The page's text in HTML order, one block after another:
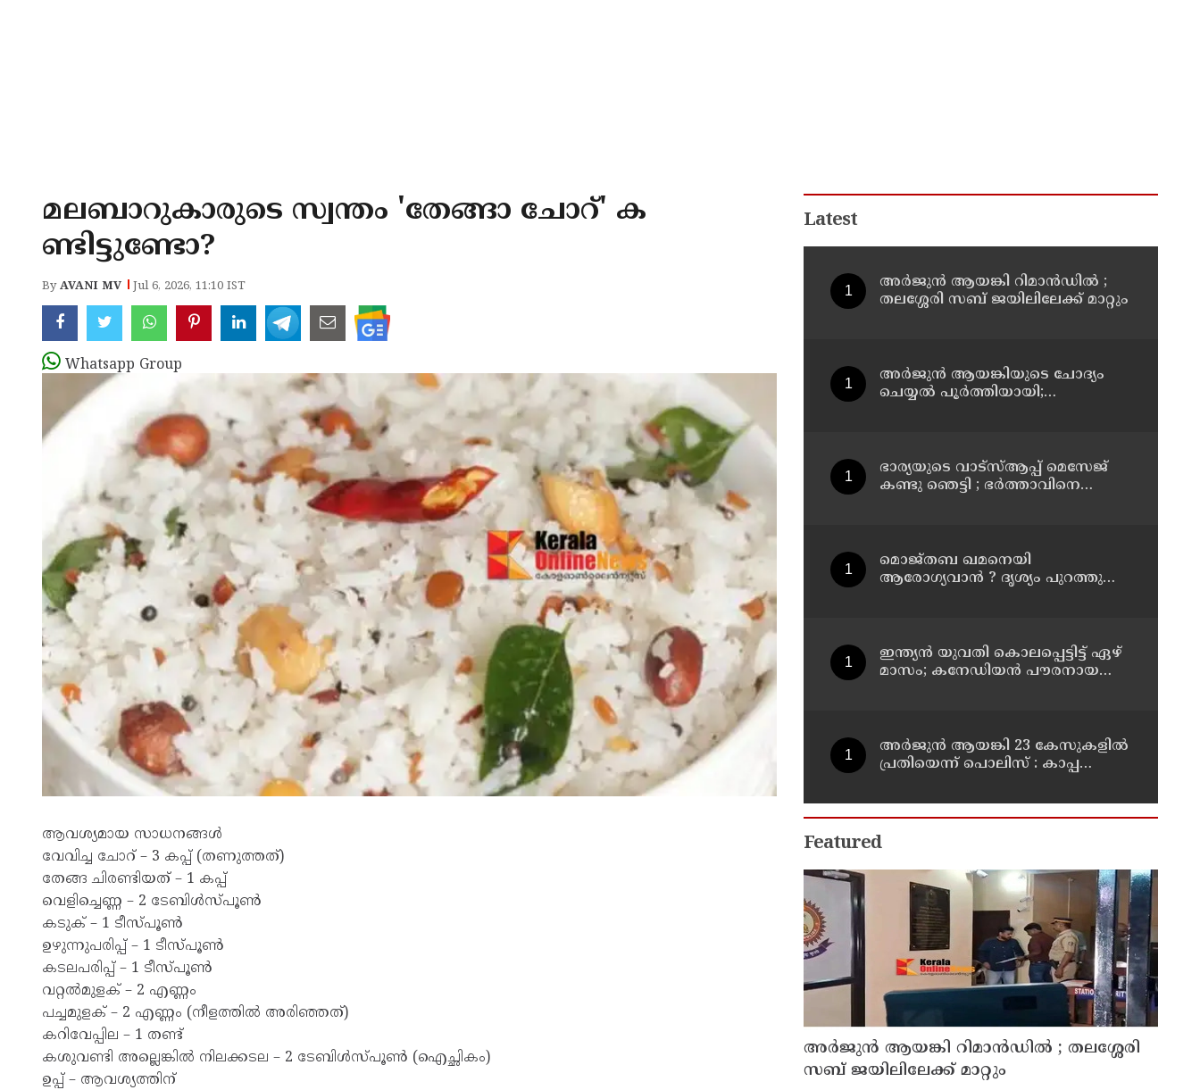
മലബാറുകാരുടെ സ്വന്തം 'തേങ്ങാ ചോറ്' ക
ണ്ടിട്ടുണ്ടോ?
ByAVANI MV Jul 6, 2026, 11:10 IST
Whatsapp Group
ആവശ്യമായ സാധനങ്ങൾ
വേവിച്ച ചോറ് – 3 കപ്പ് (തണുത്തത്)
തേങ്ങ ചിരണ്ടിയത് – 1 കപ്പ്
വെളിച്ചെണ്ണ – 2 ടേബിൾസ്പൂൺ
കടുക് – 1 ടീസ്പൂൺ
ഉഴുന്നുപരിപ്പ് – 1 ടീസ്പൂൺ
കടലപരിപ്പ് – 1 ടീസ്പൂൺ
വറ്റൽമുളക് – 2 എണ്ണം
പച്ചമുളക് – 2 എണ്ണം (നീളത്തിൽ അരിഞ്ഞത്)
കറിവേപ്പില – 1 തണ്ട്
കശുവണ്ടി അല്ലെങ്കിൽ നിലക്കടല – 2 ടേബിൾസ്പൂൺ (ഐച്ഛികം)
ഉപ്പ് – ആവശ്യത്തിന്
Latest
അര്‍ജുന്‍ ആയങ്കി റിമാന്‍ഡില്‍ ;
തലശ്ശേരി സബ് ജയിലിലേക്ക് മാറ്റും
അര്‍ജുന്‍ ആയങ്കിയുടെ ചോദ്യം
ചെയ്യല്‍ പൂര്‍ത്തിയായി;
ഭാര്യയുടെ വാട്സ്ആപ്പ് മെസേജ്
കണ്ടു ഞെട്ടി ; ഭര്‍ത്താവിനെ
യുവതിയും സുഹൃത്തും ഒളിവില്‍
മൊജ്തബ ഖമനെയി
ആരോഗ്യവാന്‍ ? ദൃശ്യം പുറത്തുവിട്ട്
ഇന്ത്യന്‍ യുവതി കൊലപ്പെട്ടിട്ട് ഏഴ്
മാസം; കനേഡിയന്‍ പൗരനായ
അര്‍ജുന്‍ ആയങ്കി 23 കേസുകളില്‍
പ്രതിയെന്ന് പൊലിസ് : കാപ്പ
നീക്കം
Featured
അര്‍ജുന്‍ ആയങ്കി റിമാന്‍ഡില്‍ ; തലശ്ശേരി
സബ് ജയിലിലേക്ക് മാറ്റും